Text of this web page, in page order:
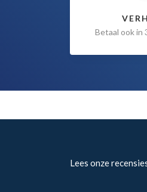
Betaal ook in
Lees onze